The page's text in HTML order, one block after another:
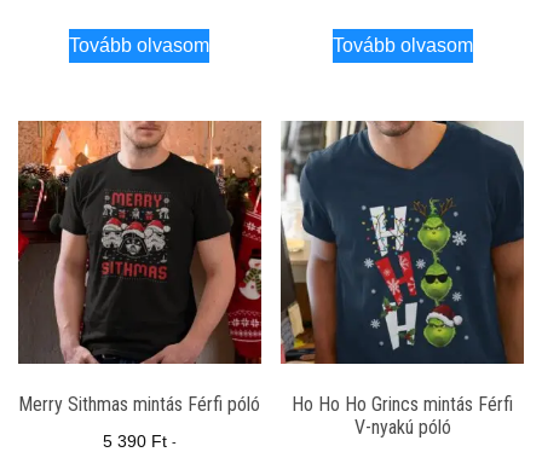
Tovább olvasom Tovább olvasom
Merry Sithmas mintás Férfi póló
5 390 Ft -
Ho Ho Ho Grincs mintás Férfi
V-nyakú póló